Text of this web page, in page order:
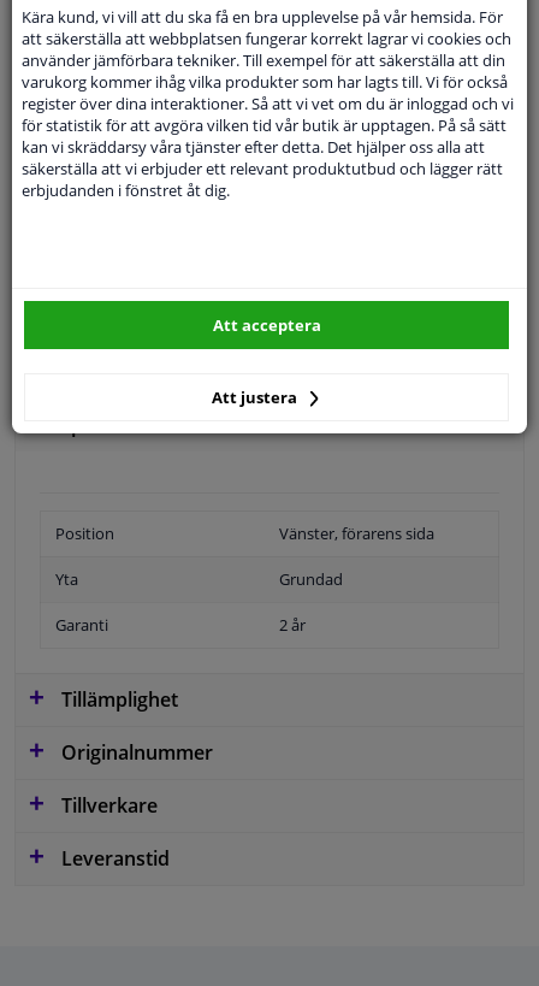
Expert Kundservice
Kundservice: Inte Tillgänglig Via Telefon
Ställ din fråga hos våra produktspecialister.
Frågor Och Svar
SÖK
Position Vänster, förarens sida
Yta Grundad
Garanti 2 år
Tillämplighet
Originalnummer
Tillverkare
Leveranstid
Kära kund, vi vill att du ska få en bra upplevelse på vår hemsida. För
att säkerställa att webbplatsen fungerar korrekt lagrar vi cookies och
använder jämförbara tekniker. Till exempel för att säkerställa att din
varukorg kommer ihåg vilka produkter som har lagts till. Vi för också
register över dina interaktioner. Så att vi vet om du är inloggad och vi
för statistik för att avgöra vilken tid vår butik är upptagen. På så sätt
kan vi skräddarsy våra tjänster efter detta. Det hjälper oss alla att
säkerställa att vi erbjuder ett relevant produktutbud och lägger rätt
erbjudanden i fönstret åt dig.
Att justera
Att acceptera